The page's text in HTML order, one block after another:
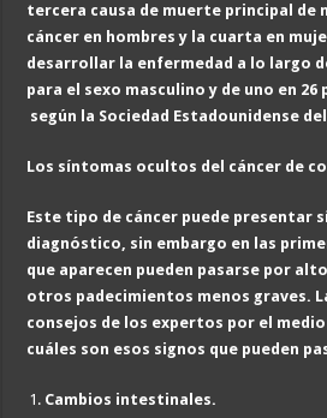
tercera causa de muerte principal de
cáncer en hombres y la cuarta en
desarrollar la enfermedad a lo largo
para el sexo masculino y de uno en 26
según la Sociedad Estadounidense
Los síntomas ocultos del cáncer de
Este tipo de cáncer puede presentar
diagnóstico, sin embargo en las
que aparecen pueden pasarse por
otros padecimientos menos graves.
consejos de los expertos por el medio
cuáles son esos signos que pueden
Cambios intestinales.